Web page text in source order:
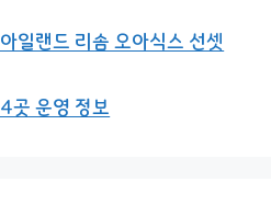
일랜드 리솜 오아식스 선셋
곳 운영 정보